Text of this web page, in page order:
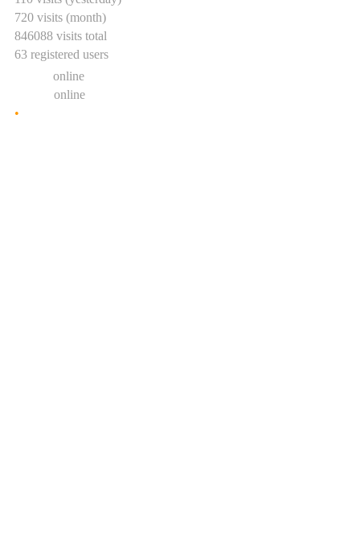
720 visits (month)
846088 visits total
63 registered users
online
online
•